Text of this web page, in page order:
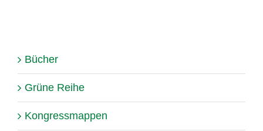
Bücher
Grüne Reihe
Kongressmappen